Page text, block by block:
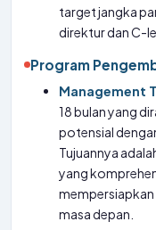
target jangka
direktur dan C-
Program
Management
18 bulan yang
potensial
Tujuannya
yang
masa depan.